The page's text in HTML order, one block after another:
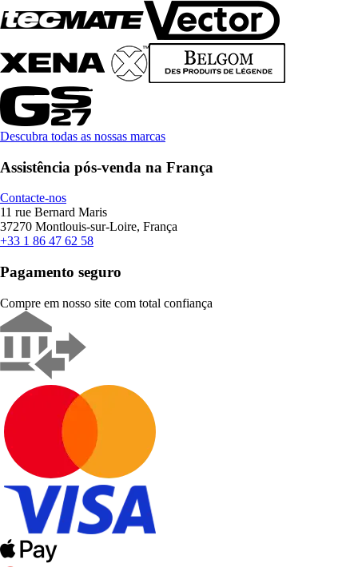
Descubra todas as nossas marcas
Assistência pós-venda na França
Contacte-nos
11 rue Bernard Maris
37270 Montlouis-sur-Loire, França
+33 1 86 47 62 58
Pagamento seguro
Compre em nosso site com total confiança